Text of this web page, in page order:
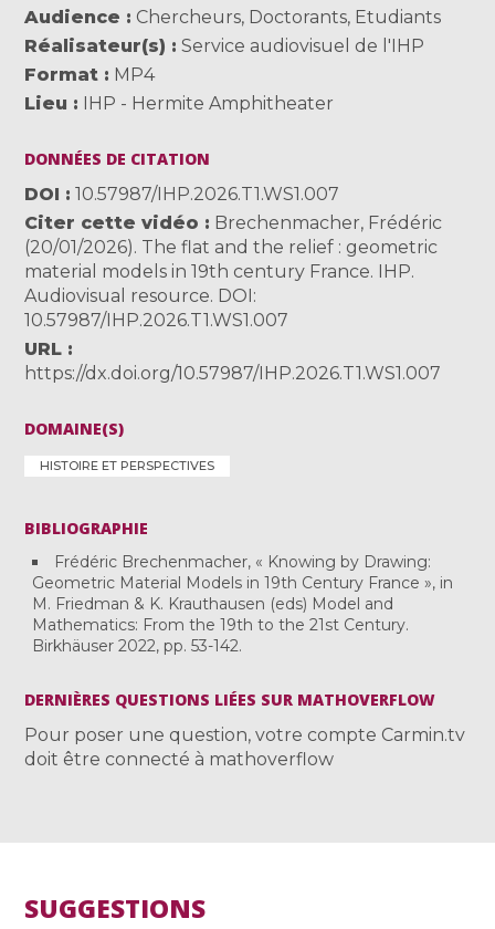
Audience
Chercheurs, Doctorants, Etudiants
Réalisateur(s)
Service audiovisuel de l'IHP
Format
MP4
Lieu
IHP - Hermite Amphitheater
DONNÉES DE CITATION
DOI
10.57987/IHP.2026.T1.WS1.007
Citer cette vidéo
Brechenmacher, Frédéric
(20/01/2026). The flat and the relief : geometric
material models in 19th century France. IHP.
Audiovisual resource. DOI:
10.57987/IHP.2026.T1.WS1.007
URL
https://dx.doi.org/10.57987/IHP.2026.T1.WS1.007
DOMAINE(S)
HISTOIRE ET PERSPECTIVES
BIBLIOGRAPHIE
Frédéric Brechenmacher, « Knowing by Drawing:
Geometric Material Models in 19th Century France », in
M. Friedman & K. Krauthausen (eds) Model and
Mathematics: From the 19th to the 21st Century.
Birkhäuser 2022, pp. 53-142.
DERNIÈRES QUESTIONS LIÉES SUR MATHOVERFLOW
Pour poser une question, votre compte Carmin.tv
doit être connecté à mathoverflow
SUGGESTIONS